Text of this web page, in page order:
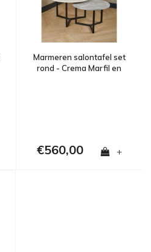
Marmeren salontafel set
rond - Crema Marfil en
€560,00 +